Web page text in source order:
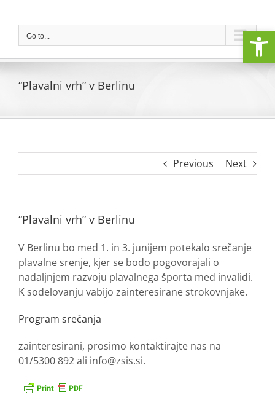
contentGo to...
“Plavalni vrh” v Berlinu
Previous Next
“Plavalni vrh” v Berlinu
V Berlinu bo med 1. in 3. junijem potekalo srečanje
plavalne srenje, kjer se bodo pogovorajali o
nadaljnjem razvoju plavalnega športa med invalidi.
K sodelovanju vabijo zainteresirane strokovnjake.
Program srečanja
zainteresirani, prosimo kontaktirajte nas na
01/5300 892 ali info@zsis.si.